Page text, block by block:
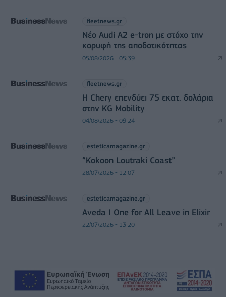
fleetnews.gr
Νέο Audi A2 e-tron με στόχο την
κορυφή της αποδοτικότητας
05/08/2026 - 05:39
fleetnews.gr
Η Chery επενδύει 75 εκατ. δολάρια
στην KG Mobility
04/08/2026 - 09:24
esteticamagazine.gr
“Kokoon Loutraki Coast”
28/07/2026 - 12:07
esteticamagazine.gr
Aveda I One for All Leave in Elixir
22/07/2026 - 13:20